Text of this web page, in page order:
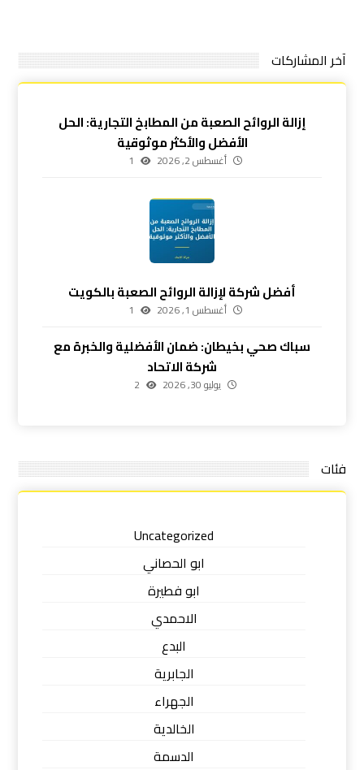
آخر المشاركات
إزالة الروائح الصعبة من المطابخ التجارية: الحل
الأفضل والأكثر موثوقية
أغسطس 2, 2026 1
أفضل شركة لإزالة الروائح الصعبة بالكويت
أغسطس 1, 2026 1
سباك صحي بخيطان: ضمان الأفضلية والخبرة مع
شركة الاتحاد
يوليو 30, 2026 2
فئات
Uncategorized
ابو الحصاني
ابو فطيرة
الاحمدي
البدع
الجابرية
الجهراء
الخالدية
الدسمة